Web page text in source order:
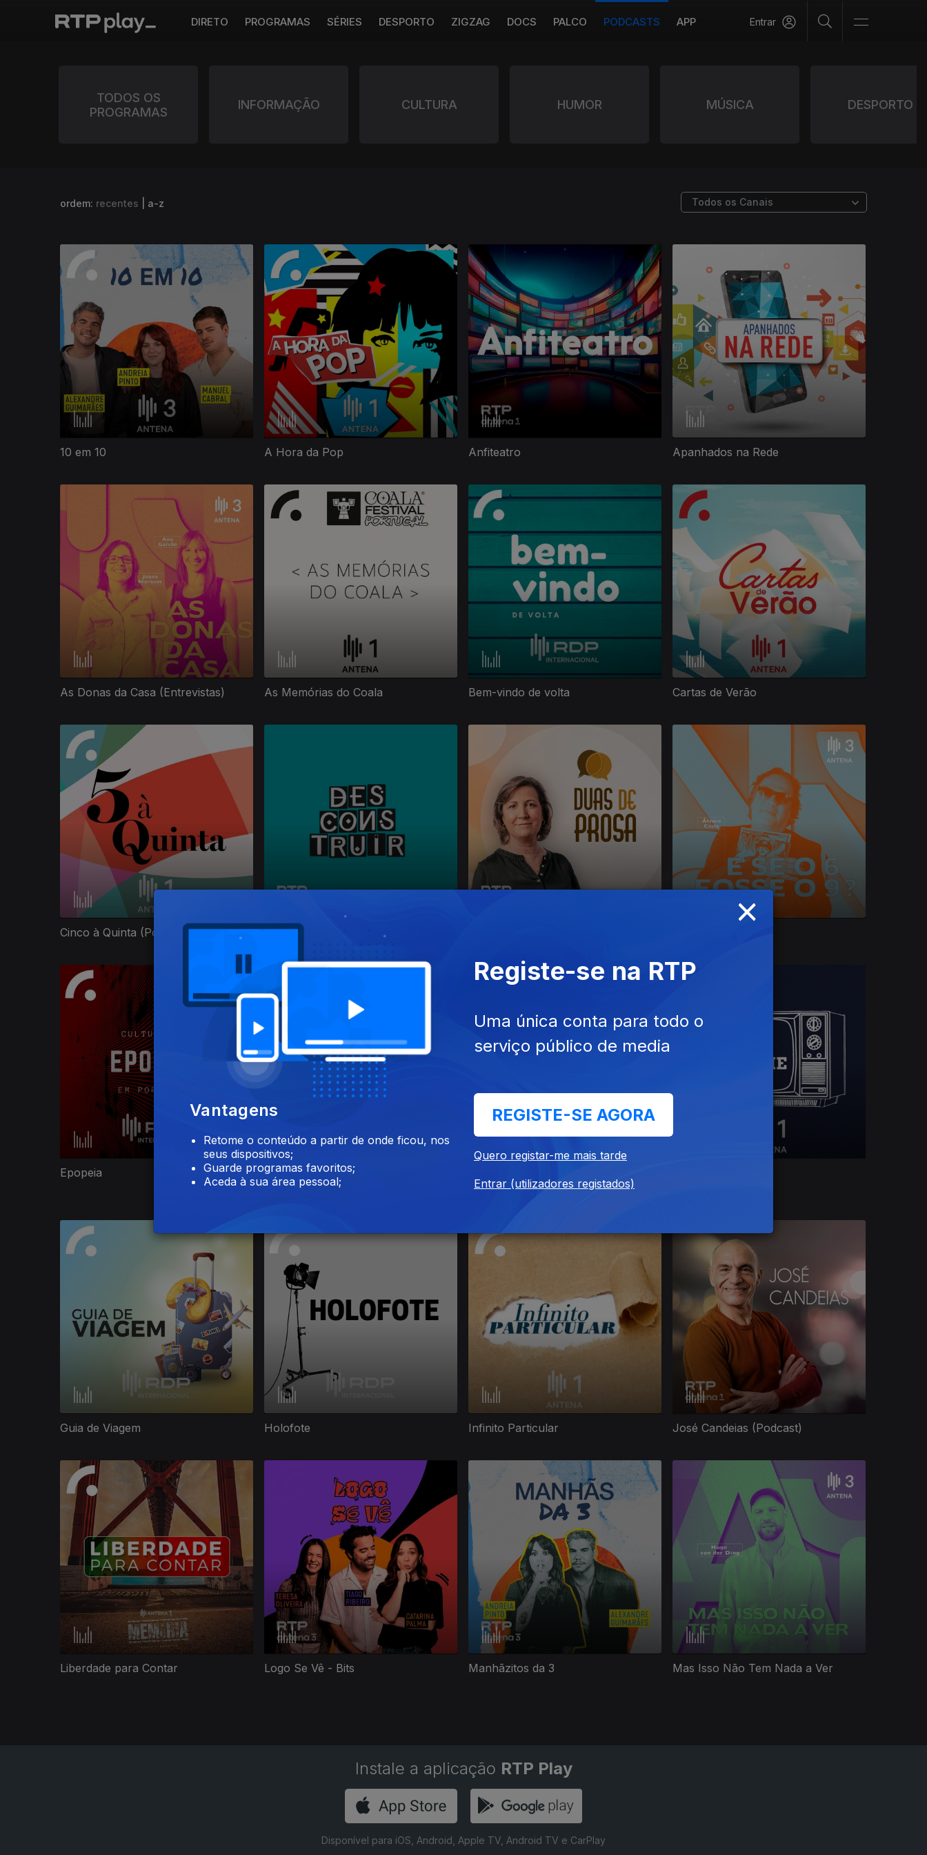
DIRETO PROGRAMAS SÉRIES DESPORTO ZIGZAG DOCS PALCO PODCASTS APP Entrar
TODOS OS
PROGRAMAS
INFORMAÇÃO CULTURA HUMOR MÚSICA DESPORTO
ordem: recentes a-z
10 em 10 A Hora da Pop Anfiteatro Apanhados na Rede
As Donas da Casa (Entrevistas) As Memórias do Coala Bem-vindo de volta Cartas de Verão
Cinco à Quinta (Podcast) Desconstruir
Epopeia Esta Lisboa que Marcha
Festival da Canção
Guia de Viagem Holofote Infinito Particular José Candeias (Podcast)
Liberdade para Contar Logo Se Vê - Bits Manhãzitos da 3 Mas Isso Não Tem Nada a Ver
Instale a aplicação RTP Play
Disponível para iOS, Android, Apple TV, Android TV e CarPlay
×
Vantagens
Retome o conteúdo a partir de onde ficou, nos
seus dispositivos;
Guarde programas favoritos;
Aceda à sua área pessoal;
Registe-se na RTP
Uma única conta para todo o
serviço público de media
REGISTE-SE AGORA
Quero registar-me mais tarde
Entrar (utilizadores registados)